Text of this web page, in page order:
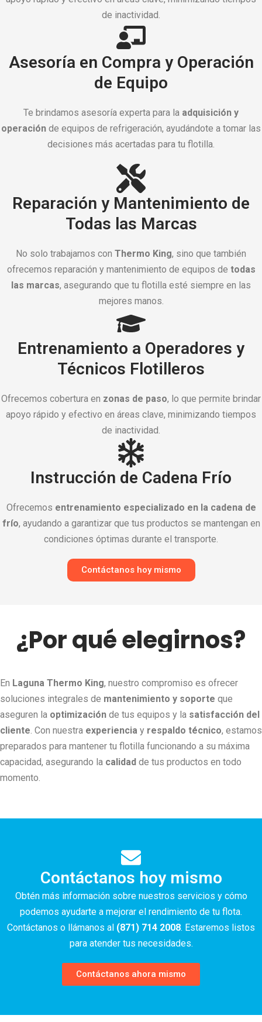
de inactividad.
Asesoría en Compra y Operación
de Equipo
Te brindamos asesoría experta para la adquisición y
operación de equipos de refrigeración, ayudándote a tomar las
decisiones más acertadas para tu flotilla.
Reparación y Mantenimiento de
Todas las Marcas
No solo trabajamos con Thermo King, sino que también
ofrecemos reparación y mantenimiento de equipos de todas
las marcas, asegurando que tu flotilla esté siempre en las
mejores manos.
Entrenamiento a Operadores y
Técnicos Flotilleros
Ofrecemos cobertura en zonas de paso, lo que permite brindar
apoyo rápido y efectivo en áreas clave, minimizando tiempos
de inactividad.
Instrucción de Cadena Frío
Ofrecemos entrenamiento especializado en la cadena de
frío, ayudando a garantizar que tus productos se mantengan en
condiciones óptimas durante el transporte.
Contáctanos hoy mismo
¿Por qué elegirnos?
En Laguna Thermo King, nuestro compromiso es ofrecer
soluciones integrales de mantenimiento y soporte que
aseguren la optimización de tus equipos y la satisfacción del
cliente. Con nuestra experiencia y respaldo técnico, estamos
preparados para mantener tu flotilla funcionando a su máxima
capacidad, asegurando la calidad de tus productos en todo
momento.
Contáctanos hoy mismo
Obtén más información sobre nuestros servicios y cómo
podemos ayudarte a mejorar el rendimiento de tu flota.
Contáctanos o llámanos al (871) 714 2008. Estaremos listos
para atender tus necesidades.
Contáctanos ahora mismo